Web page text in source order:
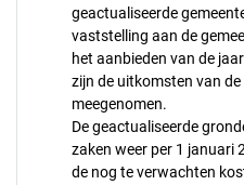
geactualiseerde
vaststelling aan de
het aanbieden van de
zijn de uitkomsten van de
meegenomen.
De geactualiseerde
zaken weer per 1 januari
de nog te verwachten